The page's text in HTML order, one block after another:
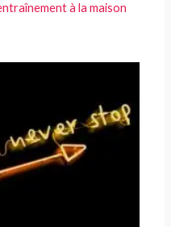
à la maison